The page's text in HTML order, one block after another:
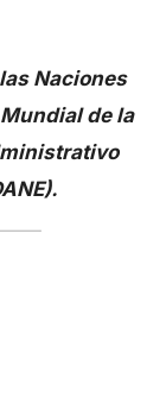
Naciones
de la